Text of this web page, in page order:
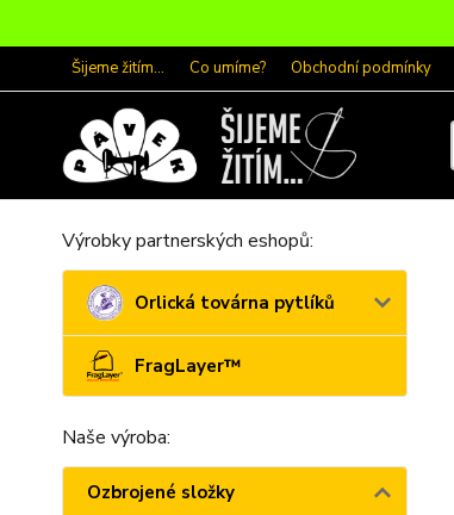
Šijeme žitím... Co umíme? Obchodní podmínky
Výrobky partnerských eshopů:
Orlická továrna pytlíků
FragLayer™
Naše výroba:
Ozbrojené složky